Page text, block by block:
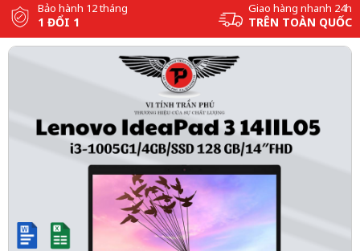
Bảo hành 12 tháng
1 ĐỔI 1
Giao hàng nhanh 24h
TRÊN TOÀN QUỐC